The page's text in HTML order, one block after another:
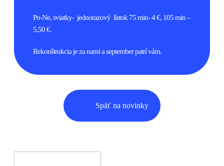
Po-Ne, sviatky- jednorazový lístok 75 min- 4 €, 105 min –
5,50 €.
Rekonštrukcia je za nami a september patrí vám.
Späť na novinky